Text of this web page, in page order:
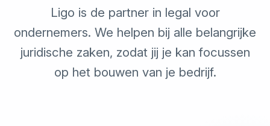
Ligo is de partner in legal voor
ondernemers. We helpen bij alle belangrijke
juridische zaken, zodat jij je kan focussen
op het bouwen van je bedrijf.